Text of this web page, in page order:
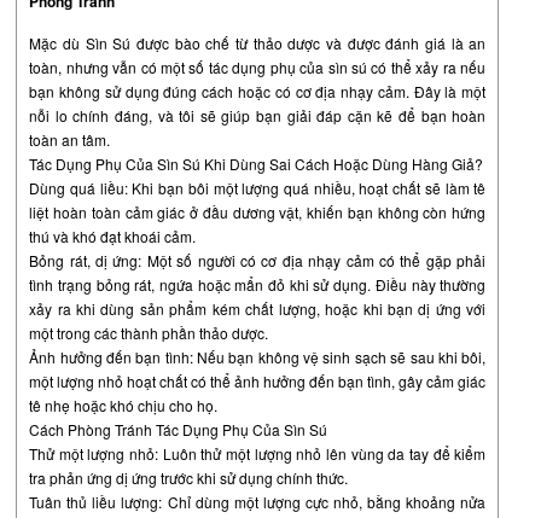
Mặc dù Sìn Sú được bào chế từ thảo dược và được đánh giá là an
toàn, nhưng vẫn có một số tác dụng phụ của sìn sú có thể xảy ra nếu
bạn không sử dụng đúng cách hoặc có cơ địa nhạy cảm. Đây là một
nỗi lo chính đáng, và tôi sẽ giúp bạn giải đáp cặn kẽ để bạn hoàn
toàn an tâm.
Tác Dụng Phụ Của Sìn Sú Khi Dùng Sai Cách Hoặc Dùng Hàng Giả?
Dùng quá liều: Khi bạn bôi một lượng quá nhiều, hoạt chất sẽ làm tê
liệt hoàn toàn cảm giác ở đầu dương vật, khiến bạn không còn hứng
thú và khó đạt khoái cảm.
Bỏng rát, dị ứng: Một số người có cơ địa nhạy cảm có thể gặp phải
tình trạng bỏng rát, ngứa hoặc mẩn đỏ khi sử dụng. Điều này thường
xảy ra khi dùng sản phẩm kém chất lượng, hoặc khi bạn dị ứng với
một trong các thành phần thảo dược.
Ảnh hưởng đến bạn tình: Nếu bạn không vệ sinh sạch sẽ sau khi bôi,
một lượng nhỏ hoạt chất có thể ảnh hưởng đến bạn tình, gây cảm giác
tê nhẹ hoặc khó chịu cho họ.
Cách Phòng Tránh Tác Dụng Phụ Của Sìn Sú
Thử một lượng nhỏ: Luôn thử một lượng nhỏ lên vùng da tay để kiểm
tra phản ứng dị ứng trước khi sử dụng chính thức.
Tuân thủ liều lượng: Chỉ dùng một lượng cực nhỏ, bằng khoảng nửa